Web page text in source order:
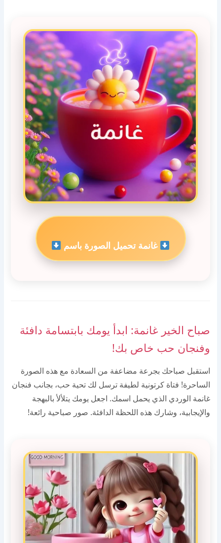
غانمة تحميل الصورة باسم
صباح الخير غانمة: ابدأ يومك بابتسامة دافئة
وفنجان حب خاص بك!
استقبل صباحك بجرعة مضاعفة من السعادة مع هذه الصورة
الساحرة! فتاة كرتونية لطيفة ترسل لك تحية حب، بجانب فنجان
غانمة الوردي الذي يحمل اسمك. اجعل يومك يتلألأ بالبهجة
والإيجابية، وشارك هذه اللحظة الدافئة. صور صباحية رائعة!